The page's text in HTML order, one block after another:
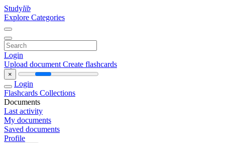
Studylib
Explore Categories
Login
Upload document Create flashcards
×
Login
Flashcards Collections
Documents
Last activity
My documents
Saved documents
Profile